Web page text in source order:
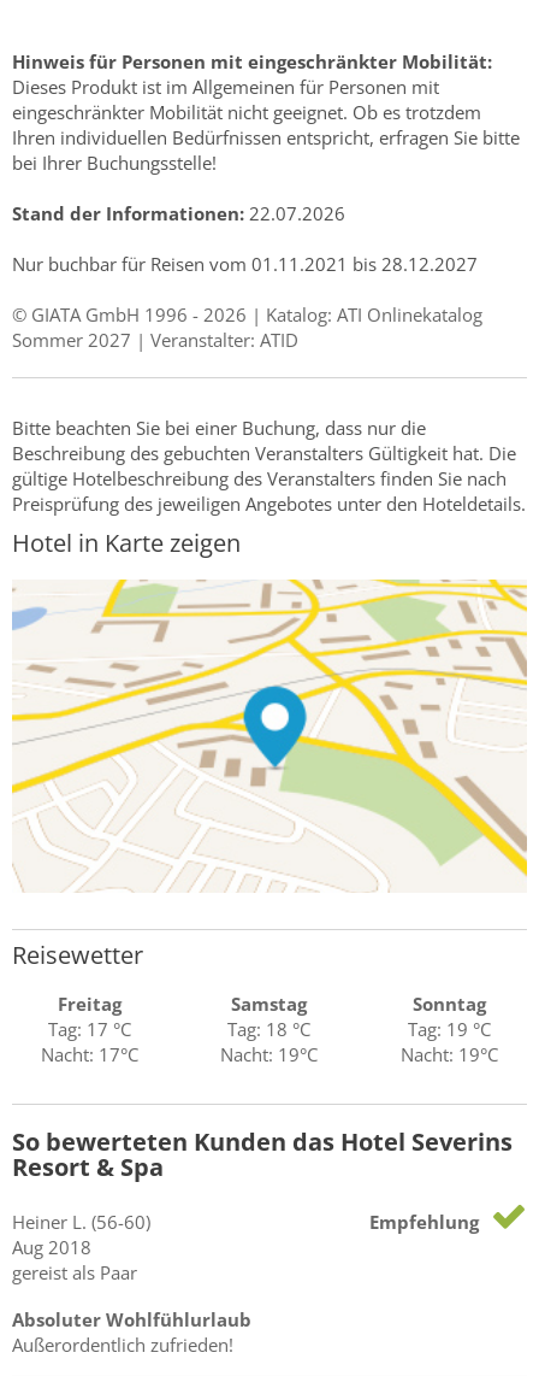
Hinweis für Personen mit eingeschränkter Mobilität:
Dieses Produkt ist im Allgemeinen für Personen mit
eingeschränkter Mobilität nicht geeignet. Ob es trotzdem
Ihren individuellen Bedürfnissen entspricht, erfragen Sie bitte
bei Ihrer Buchungsstelle!
Stand der Informationen: 22.07.2026
Nur buchbar für Reisen vom 01.11.2021 bis 28.12.2027
© GIATA GmbH 1996 - 2026 | Katalog: ATI Onlinekatalog
Sommer 2027 | Veranstalter: ATID
Bitte beachten Sie bei einer Buchung, dass nur die
Beschreibung des gebuchten Veranstalters Gültigkeit hat. Die
gültige Hotelbeschreibung des Veranstalters finden Sie nach
Preisprüfung des jeweiligen Angebotes unter den Hoteldetails.
Hotel in Karte zeigen
Reisewetter
Freitag
Tag: 17 °C
Nacht: 17°C
Samstag
Tag: 18 °C
Nacht: 19°C
Sonntag
Tag: 19 °C
Nacht: 19°C
So bewerteten Kunden das Hotel Severins
Resort & Spa
Heiner L. (56-60)
Aug 2018
gereist als Paar
Empfehlung
Absoluter Wohlfühlurlaub
Außerordentlich zufrieden!